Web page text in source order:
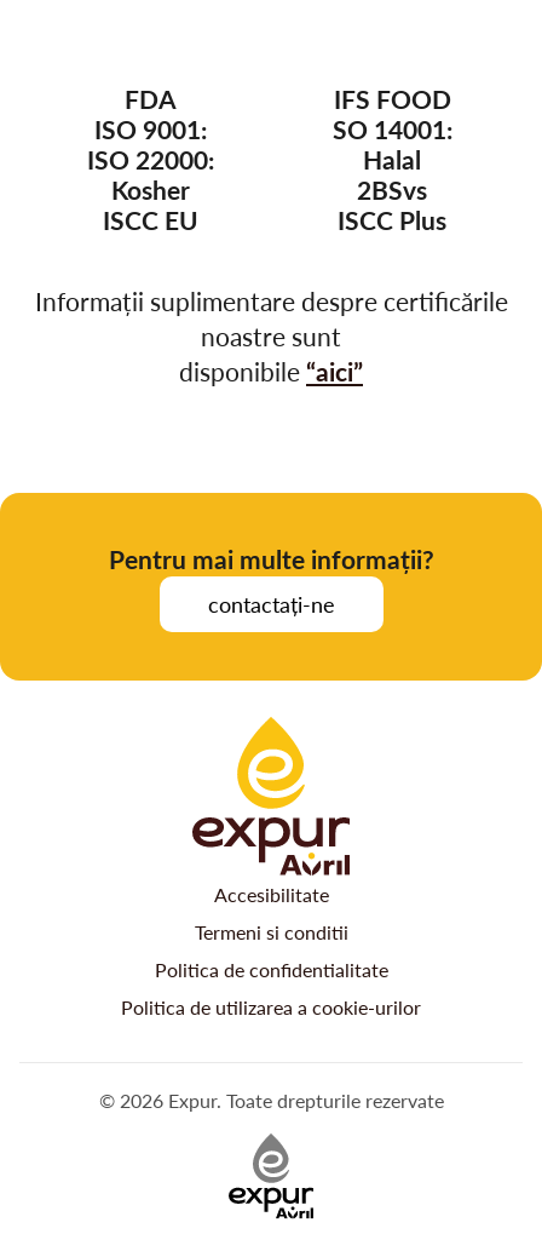
FDA
IFS FOOD
ISO 9001:
SO 14001:
ISO 22000:
Halal
Kosher
2BSvs
ISCC EU
ISCC Plus
Informații suplimentare despre certificările
noastre sunt
disponibile “aici”
Pentru mai multe informații?
contactați-ne
Accesibilitate
Termeni si conditii
Politica de confidentialitate
Politica de utilizarea a cookie-urilor
© 2026 Expur. Toate drepturile rezervate